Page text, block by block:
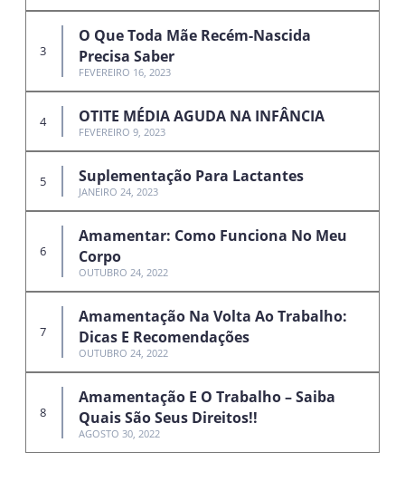
O Que Toda Mãe Recém-Nascida
Precisa Saber
FEVEREIRO 16, 2023
OTITE MÉDIA AGUDA NA INFÂNCIA
FEVEREIRO 9, 2023
Suplementação Para Lactantes
JANEIRO 24, 2023
Amamentar: Como Funciona No Meu
Corpo
OUTUBRO 24, 2022
Amamentação Na Volta Ao Trabalho:
Dicas E Recomendações
OUTUBRO 24, 2022
Amamentação E O Trabalho – Saiba
Quais São Seus Direitos!!
AGOSTO 30, 2022